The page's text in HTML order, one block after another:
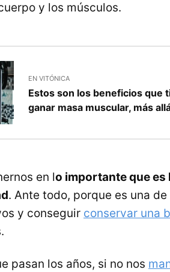
y los músculos.
EN VITÓNICA
Estos son los beneficios que
ganar masa muscular, más
en lo importante que es
. Ante todo, porque es una
y conseguir conservar una
pasan los años, si no nos